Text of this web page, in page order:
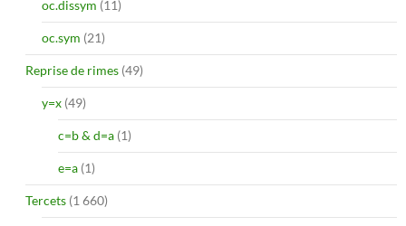
oc.dissym (11)
oc.sym (21)
Reprise de rimes (49)
y=x (49)
c=b & d=a (1)
e=a (1)
Tercets (1 660)